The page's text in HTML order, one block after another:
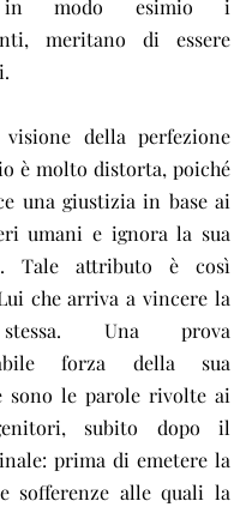
in modo esimio i
meritano di essere
visione della perfezione
è molto distorta, poiché
una giustizia in base ai
umani e ignora la sua
Tale attributo è così
che arriva a vincere la
Una prova
forza della sua
sono le parole rivolte ai
subito dopo il
prima di emetere la
sofferenze alle quali la